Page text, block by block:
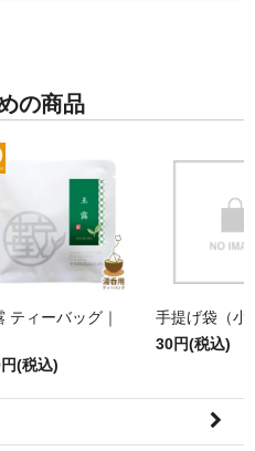
の商品
ティーバッグ｜
(税込)
手提げ袋（小
30円(税込)